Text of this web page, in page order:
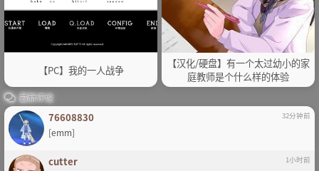
【PC】我的一人战争
【汉化/硬盘】有一个太过幼小的家
庭教师是个什么样的体验
最新评论
76608830 32分钟前
[emm]
cutter 1小时前